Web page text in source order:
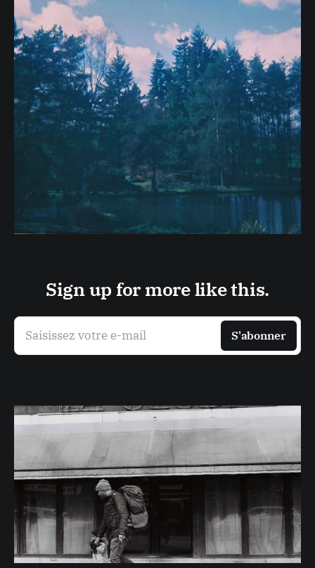
Sign up for more like this.
Saisissez votre e-mail S'abonner